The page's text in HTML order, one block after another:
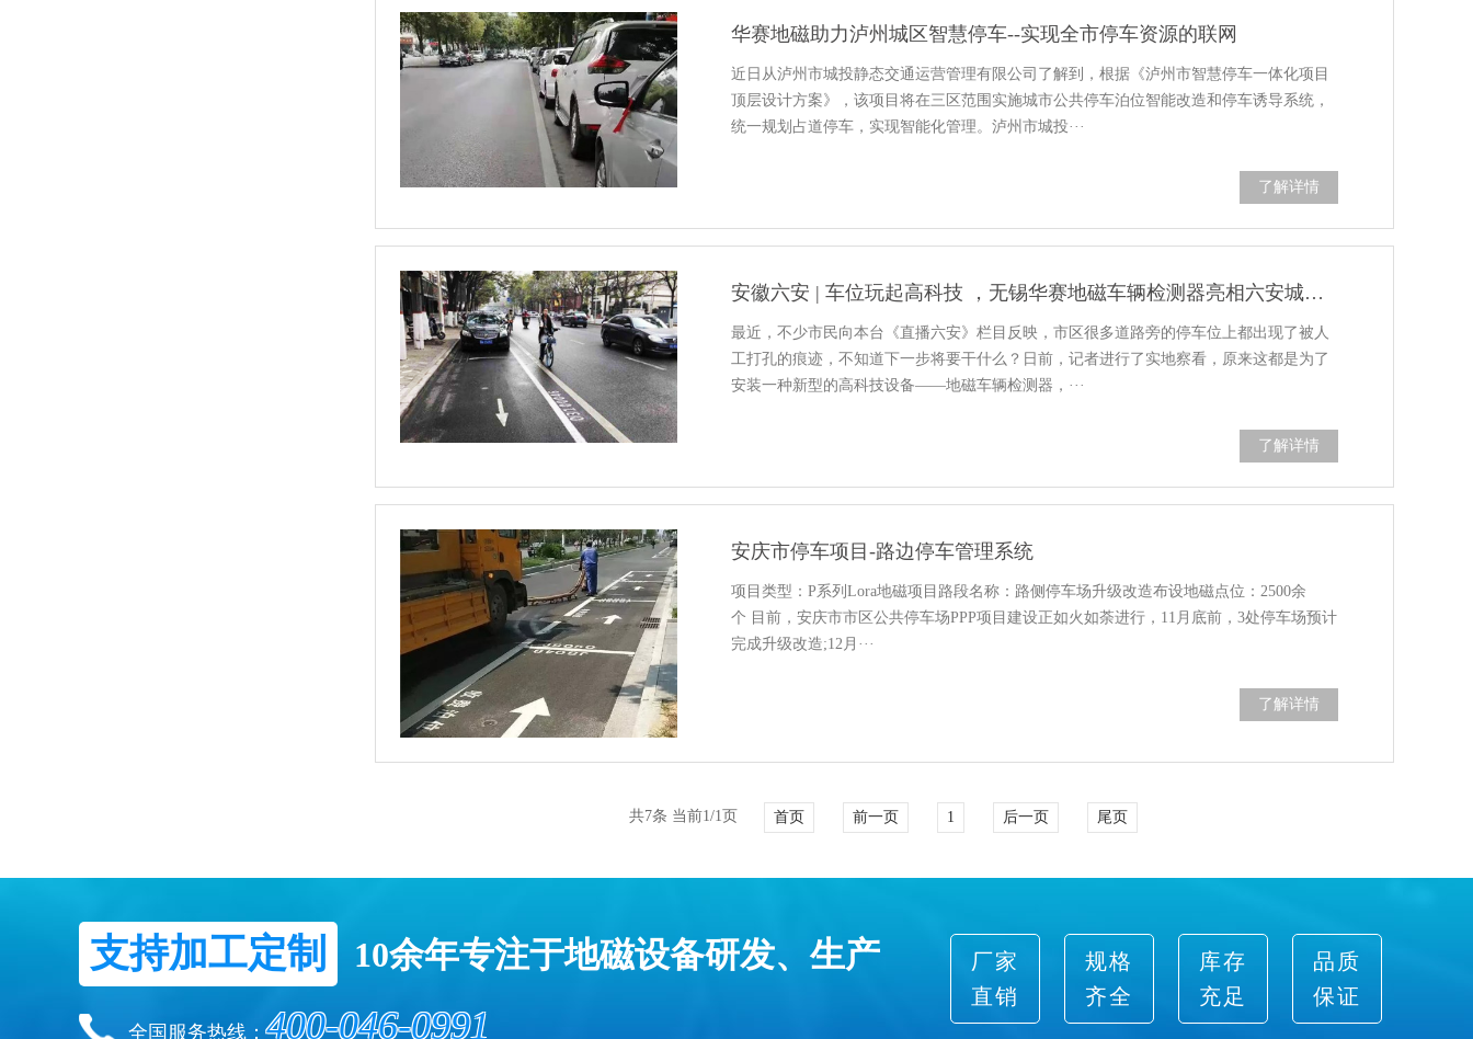
华赛地磁助力泸州城区智慧停车--实现全市停车资源的联网
近日从泸州市城投静态交通运营管理有限公司了解到，根据《泸州市智慧停车一体化项目
顶层设计方案》，该项目将在三区范围实施城市公共停车泊位智能改造和停车诱导系统，
统一规划占道停车，实现智能化管理。泸州市城投···
了解详情
安徽六安 | 车位玩起高科技 ，无锡华赛地磁车辆检测器亮相六安城区！
最近，不少市民向本台《直播六安》栏目反映，市区很多道路旁的停车位上都出现了被人
工打孔的痕迹，不知道下一步将要干什么？日前，记者进行了实地察看，原来这都是为了
安装一种新型的高科技设备——地磁车辆检测器，···
了解详情
安庆市停车项目-路边停车管理系统
项目类型：P系列Lora地磁项目路段名称：路侧停车场升级改造布设地磁点位：2500余
个 目前，安庆市市区公共停车场PPP项目建设正如火如荼进行，11月底前，3处停车场预计
完成升级改造;12月···
了解详情
共7条 当前1/1页 首页 前一页 1 后一页 尾页
支持加工定制 10余年专注于地磁设备研发、生产
全国服务热线：400-046-0991
厂家
直销
规格
齐全
库存
充足
品质
保证